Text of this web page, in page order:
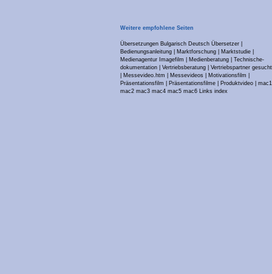
Weitere empfohlene Seiten
Übersetzungen Bulgarisch Deutsch Übersetzer
Bedienungsanleitung
Marktforschung Marktstudie
Medienagentur Imagefilm
Medienberatung
Technische-
dokumentation
Vertriebsberatung
Vertriebspartner gesucht
Messevideo.htm Messevideos Motivationsfilm
Präsentationsfilm
Präsentationsfilme Produktvideo
mac1
mac2 mac3 mac4 mac5 mac6 Links index